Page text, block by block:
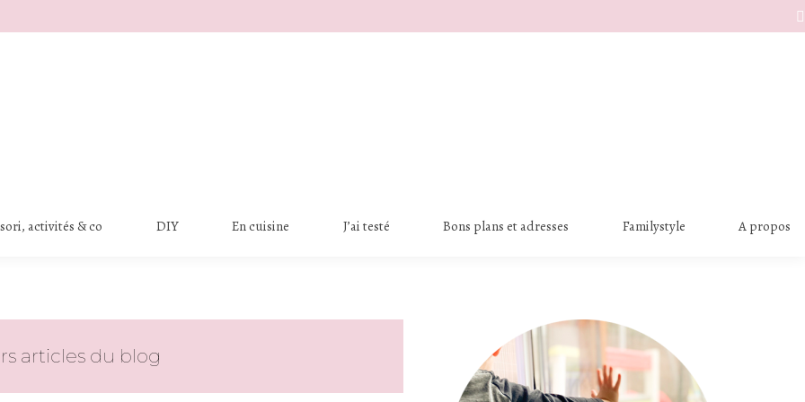
activités & co DIY En cuisine J’ai testé Bons plans et adresses Familystyle A propos
articles du blog